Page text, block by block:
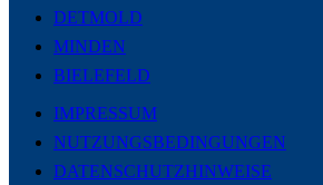
DETMOLD
MINDEN
BIELEFELD
IMPRESSUM
NUTZUNGSBEDINGUNGEN
DATENSCHUTZHINWEISE